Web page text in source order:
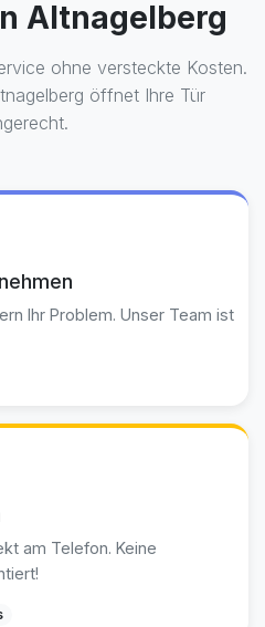
Altnagelberg
ohne versteckte Kosten.
öffnet Ihre Tür
Ihr Problem. Unser Team ist
am Telefon. Keine